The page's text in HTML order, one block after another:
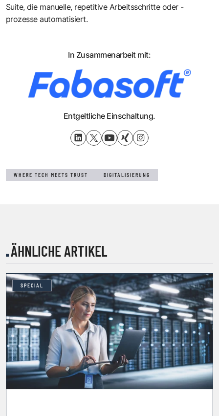
Suite, die manuelle, repetitive Arbeitsschritte oder -
prozesse automatisiert.
In Zusammenarbeit mit:
Entgeltliche Einschaltung.
WHERE TECH MEETS TRUST DIGITALISIERUNG
ÄHNLICHE ARTIKEL
SPECIAL